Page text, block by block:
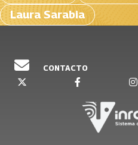
Laura Sarabia
CONTACTO